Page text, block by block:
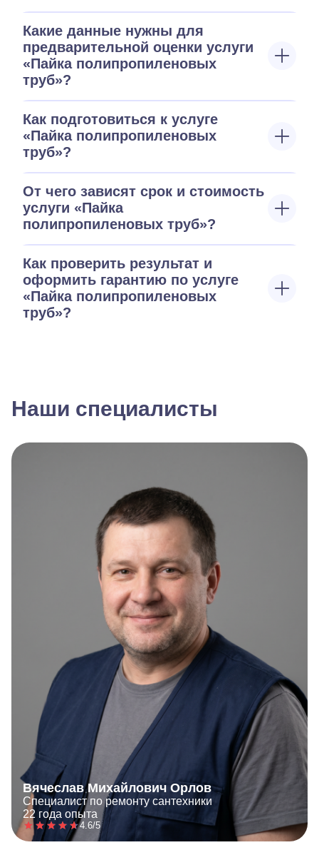
Какие данные нужны для
предварительной оценки услуги
«Пайка полипропиленовых
труб»?
Как подготовиться к услуге
«Пайка полипропиленовых
труб»?
От чего зависят срок и стоимость
услуги «Пайка
полипропиленовых труб»?
Как проверить результат и
оформить гарантию по услуге
«Пайка полипропиленовых
труб»?
Наши специалисты
Вячеслав Михайлович Орлов
Специалист по ремонту сантехники
22 года опыта
4.6/5